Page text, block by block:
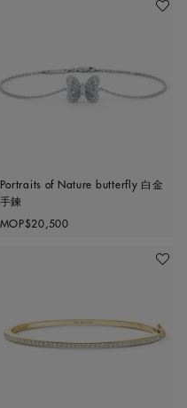
收藏作
Portraits of Nature butterfly 白金
手鍊
Original price
MOP$20,500
收藏作